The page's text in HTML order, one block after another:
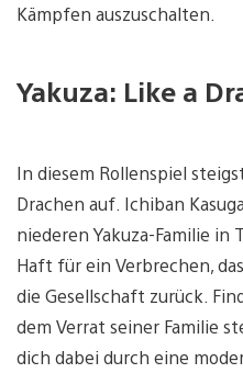
Kämpfen auszuschalten.
Yakuza: Like a
In diesem Rollenspiel
Drachen auf. Ichiban
niederen Yakuza-Familie in
Haft für ein Verbrechen,
die Gesellschaft zurück.
dem Verrat seiner Familie
dich dabei durch eine